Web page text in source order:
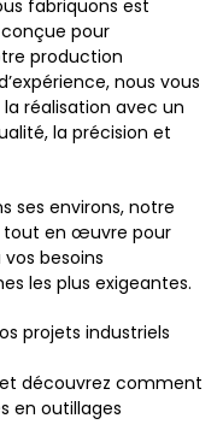
fabriquons est
pour
production
nous vous
réalisation avec un
la précision et
ses environs, notre
tout en œuvre pour
besoins
les plus exigeantes.
projets industriels
et découvrez comment
en outillages